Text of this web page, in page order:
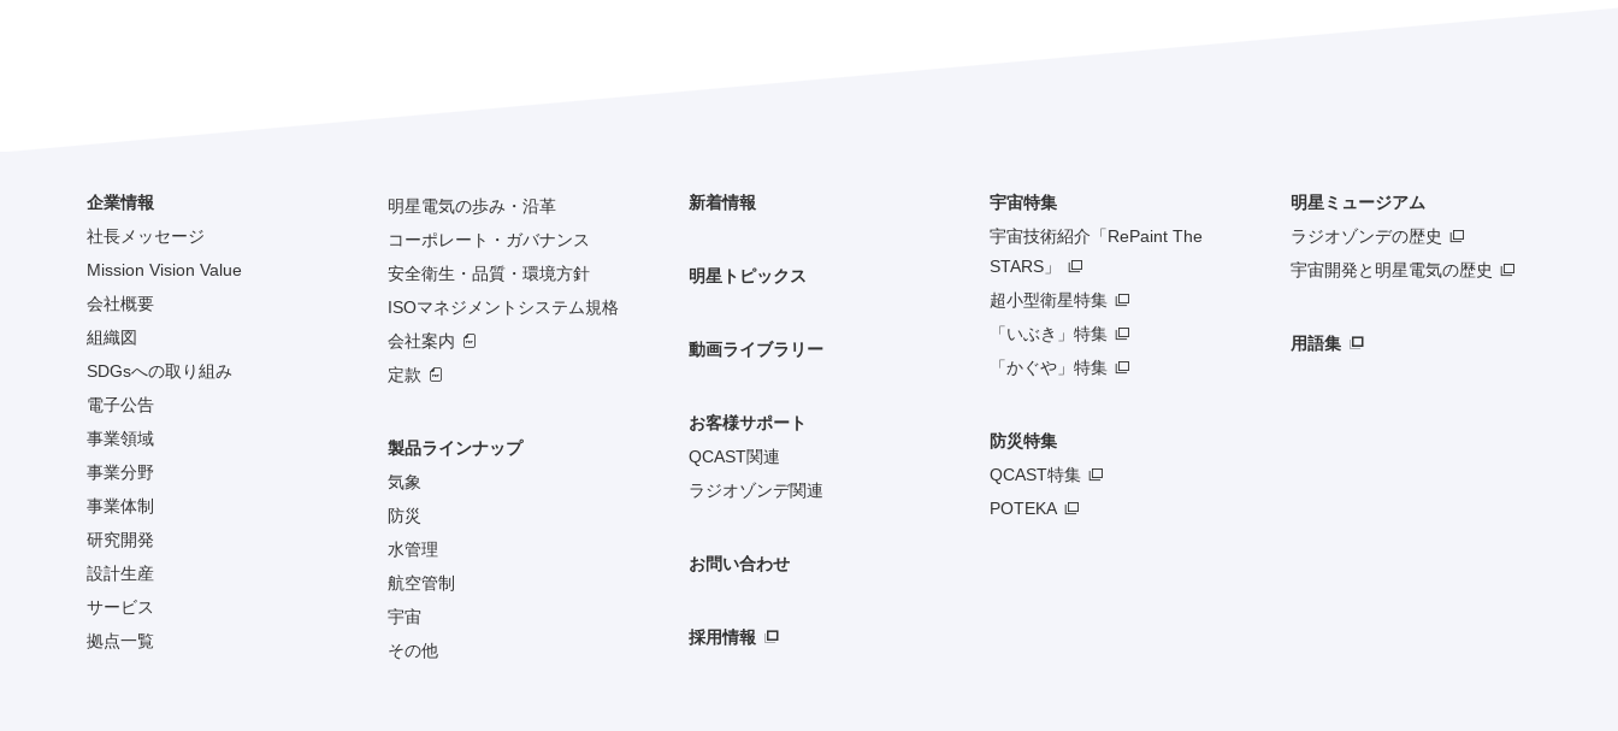
企業情報
社長メッセージ
Mission Vision Value
会社概要
組織図
SDGsへの取り組み
電子公告
事業領域
事業分野
事業体制
研究開発
設計生産
サービス
拠点一覧
明星電気の歩み・沿革
コーポレート・ガバナンス
安全衛生・品質・環境方針
ISOマネジメントシステム規格
会社案内
定款
製品ラインナップ
気象
防災
水管理
航空管制
宇宙
その他
新着情報
明星トピックス
動画ライブラリー
お客様サポート
QCAST関連
ラジオゾンデ関連
お問い合わせ
採用情報
宇宙特集
宇宙技術紹介「RePaint The
STARS」
超小型衛星特集
「いぶき」特集
「かぐや」特集
防災特集
QCAST特集
POTEKA
明星ミュージアム
ラジオゾンデの歴史
宇宙開発と明星電気の歴史
用語集